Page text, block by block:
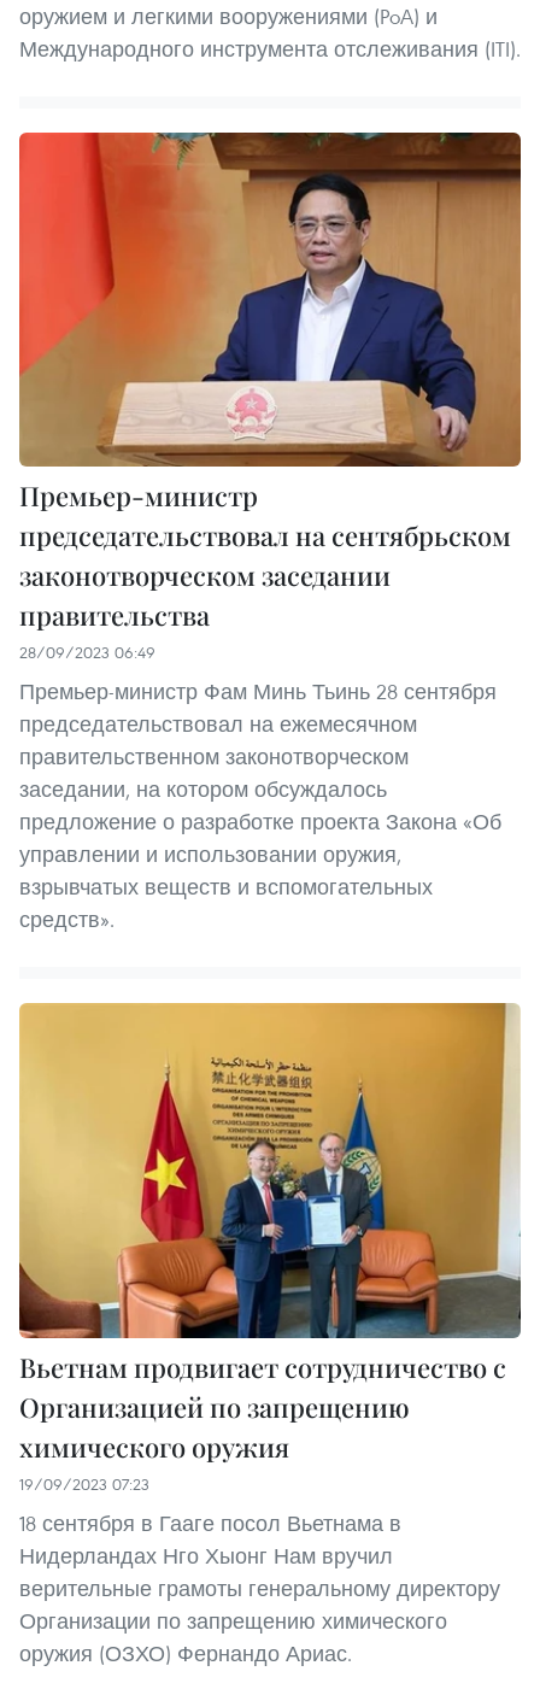
оружием и легкими вооружениями (PoA) и
Международного инструмента отслеживания (ITI).
Премьер-министр
председательствовал на сентябрьском
законотворческом заседании
правительства
28/09/2023 06:49
Премьер-министр Фам Минь Тьинь 28 сентября
председательствовал на ежемесячном
правительственном законотворческом
заседании, на котором обсуждалось
предложение о разработке проекта Закона «Об
управлении и использовании оружия,
взрывчатых веществ и вспомогательных
средств».
Вьетнам продвигает сотрудничество с
Организацией по запрещению
химического оружия
19/09/2023 07:23
18 сентября в Гааге посол Вьетнама в
Нидерландах Нго Хыонг Нам вручил
верительные грамоты генеральному директору
Организации по запрещению химического
оружия (ОЗХО) Фернандо Ариас.